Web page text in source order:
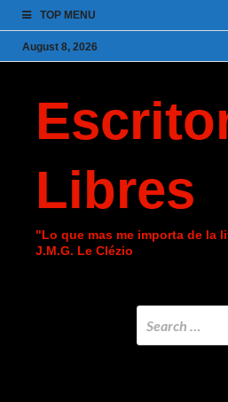
TOP MENU
August 8, 2026
Libres
"Lo que mas me importa de la
J.M.G. Le Clézio